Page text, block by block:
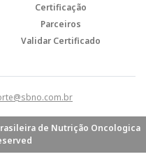
Certificação
Parceiros
Validar Certificado
de Nutrição Oncologica